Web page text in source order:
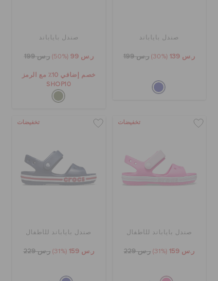
صندل باياباند
ر.س 139 (30%) ر.س 199
صندل باياباند
ر.س 99 (50%) ر.س 199
خصم إضافي 10٪ مع الرمز
SHOP10
تخفيضات
صندل باياباند للأطفال
ر.س 159 (31%) ر.س 229
تخفيضات
صندل باياباند للأطفال
ر.س 159 (31%) ر.س 229